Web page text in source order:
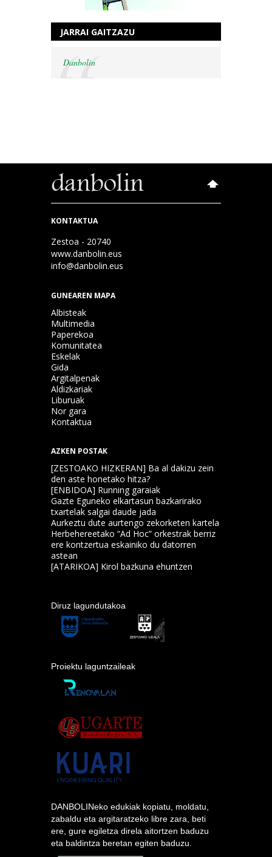
JARRAI GAITZAZU
Danbolin
KONTAKTUA
Zestoa - 20740
www.danbolin.eus
info@danbolin.eus
GUNEAREN MAPA
Albisteak
Multimedia
Paperekoa
Komunitatea
Eskelak
Gida
Argitalpenak
Aldizkariak
Liburuak
Nor gara
Kontaktua
AZKEN POSTAK
[ZESTOAKO HIZKERAN] Ba al dakizu zein
den aste honetako hitza?
[ENBIDOA] Running garaiak
Gazte Eguneko elkartasun bazkarirako
txartelak salgai daude jada
Aurkeztu dute aurtengo zekorketen kartela
Herbehereetako “Ad Hoc” orkestrak berriz
ere kontzertua eskainiko du datorren
astean
[ATARIKOA] Kirol bazkuna ehuntzen
Diruz lagundutakoa
Proiektu laguntzaileak
DANBOLINeko edukiak kopiatu, moldatu,
zabaldu eta argitaratzeko libre zara, beti
ere, gure egiletza direla aitortzen baduzu
eta baldintza beretan egiten baduzu.